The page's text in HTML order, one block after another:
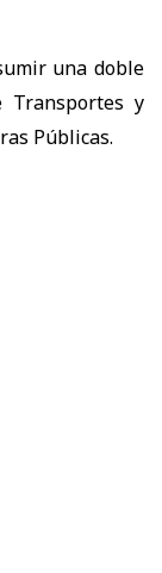
una doble
Transportes y
Públicas.